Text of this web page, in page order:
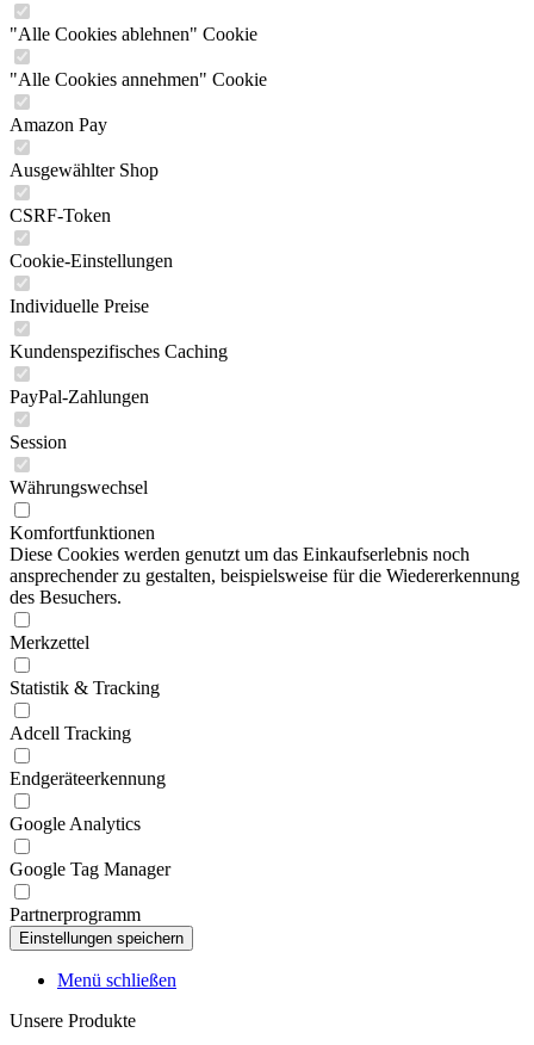
"Alle Cookies ablehnen" Cookie
"Alle Cookies annehmen" Cookie
Amazon Pay
Ausgewählter Shop
CSRF-Token
Cookie-Einstellungen
Individuelle Preise
Kundenspezifisches Caching
PayPal-Zahlungen
Session
Währungswechsel
Komfortfunktionen
Diese Cookies werden genutzt um das Einkaufserlebnis noch
ansprechender zu gestalten, beispielsweise für die Wiedererkennung
des Besuchers.
Merkzettel
Statistik & Tracking
Adcell Tracking
Endgeräteerkennung
Google Analytics
Google Tag Manager
Partnerprogramm
Menü schließen
Unsere Produkte